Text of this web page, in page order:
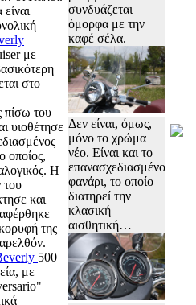
με
στο
πίσω του
υιοθέτησε
οποίος,
Η
του
και
της
500
με
συνδυάζεται
όμορφα με την
καφέ σέλα.
Δεν είναι, όμως,
μόνο το χρώμα
νέο. Είναι και το
επανασχεδιασμένο
φανάρι, το οποίο
διατηρεί την
κλασική
αισθητική…